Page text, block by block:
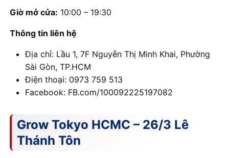
Giờ mở cửa: 10:00 – 19:30
Thông tin liên hệ
Địa chỉ: Lầu 1, 7F Nguyễn Thị Minh Khai, Phường
Sài Gòn, TP.HCM
Điện thoại: 0973 759 513
Facebook: FB.com/100092225197082
Grow Tokyo HCMC – 26/3 Lê
Thánh Tôn